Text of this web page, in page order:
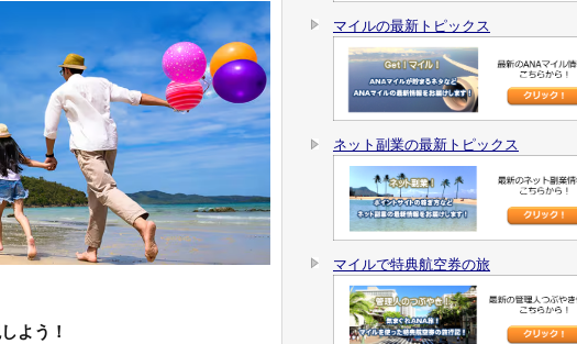
よう！
マイルの最新トピックス
ネット副業の最新トピックス
マイルで特典航空券の旅